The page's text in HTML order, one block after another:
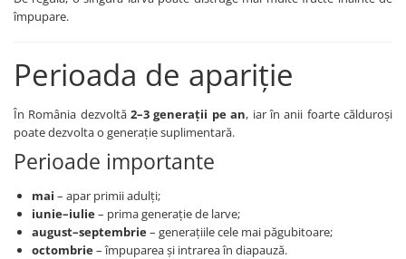
Erbicide
CICOARE
CIREȘ
Erbicide
Fungicide
Insecticide
Fertilizanți foliari
Adjuvanți
CITRICE
Biostimulatori
Adjuvanți
Insecticide
Fertilizanți foliari
GRĂDINI
Insecticide
Fertilizanti foliari
GRÂU
împupare.
Perioada de apariție
În România dezvoltă2–3 generații pe an, iar în anii foarte călduroși
poate dezvolta o generație suplimentară.
Perioade importante
mai – apar primii adulți;
iunie–iulie– prima generație de larve;
august–septembrie– generațiile cele mai păgubitoare;
octombrie– împuparea și intrarea în diapauză.